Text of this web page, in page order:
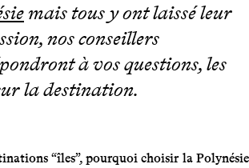
mais tous y ont laissé leur
nos conseillers
à vos questions, les
la destination.
“îles”, pourquoi choisir la Polynésie